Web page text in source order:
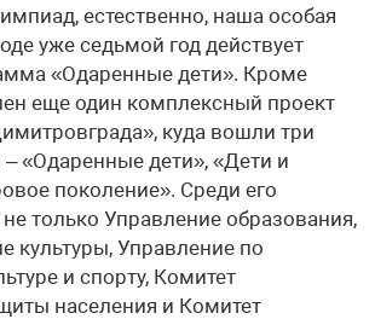
естественно, наша особая
уже седьмой год действует
«Одаренные дети». Кроме
еще один комплексный проект
куда вошли три
«Одаренные дети», «Дети и
поколение». Среди его
только Управление образования,
культуры, Управление по
и спорту, Комитет
населения и Комитет